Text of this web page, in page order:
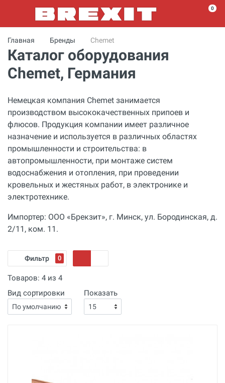
0
Главная Бренды Chemet
Каталог оборудования
Chemet, Германия
Немецкая компания Chemet занимается
производством высококачественных припоев и
флюсов. Продукция компании имеет различное
назначение и используется в различных областях
промышленности и строительства: в
автопромышленности, при монтаже систем
водоснабжения и отопления, при проведении
кровельных и жестяных работ, в электронике и
электротехнике.
Импортер: ООО «Брекзит», г. Минск, ул. Бородинская, д.
2/11, ком. 11.
Фильтр 0
Товаров: 4 из 4
Вид сортировки
Показать